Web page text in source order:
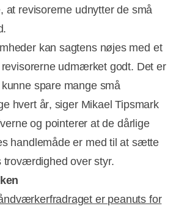
at revisorerne udnytter de små
kan sagtens nøjes med et
udmærket godt. Det er
spare mange små
hvert år, siger Mikael Tipsmark
og pointerer at de dårlige
handlemåde er med til at sætte
troværdighed over styr.
er peanuts for